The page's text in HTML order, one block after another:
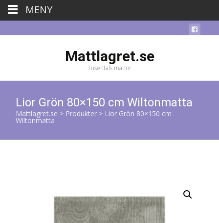
Mattlagret.se
Tusentals mattor
Lior Grön 80×150 cm Wiltonmatta
Mattlagret.se > Produkter > Lior Grön 80×150 cm
Wiltonmatta
MENY